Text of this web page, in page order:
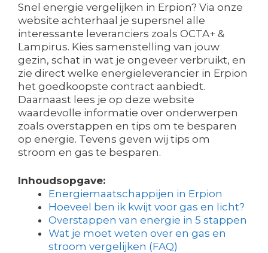
Snel energie vergelijken in Erpion? Via onze
website achterhaal je supersnel alle
interessante leveranciers zoals OCTA+ &
Lampirus. Kies samenstelling van jouw
gezin, schat in wat je ongeveer verbruikt, en
zie direct welke energieleverancier in Erpion
het goedkoopste contract aanbiedt.
Daarnaast lees je op deze website
waardevolle informatie over onderwerpen
zoals overstappen en tips om te besparen
op energie. Tevens geven wij tips om
stroom en gas te besparen.
Inhoudsopgave:
Energiemaatschappijen in Erpion
Hoeveel ben ik kwijt voor gas en licht?
Overstappen van energie in 5 stappen
Wat je moet weten over en gas en
stroom vergelijken (FAQ)